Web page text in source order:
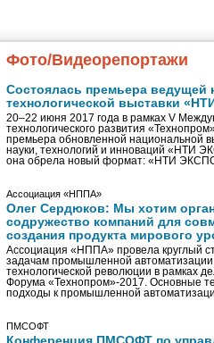
Фото/Видеорепортажи
Состоялась премьера ведущей
технологической выставки
20–22 июня 2017 года в рамках V
технологического развития
премьера обновленной национальной
науки, технологий и инноваций «НТИ
она обрела новый формат: «НТИ
Ассоциация «НППА»
Олег Сердюков: Мы хотим
содружество компаний для
создания продукта мирового
Ассоциация «НППА» провела круглый
задачам промышленной автоматизации
технологической революции в рамках
Форума «Технопром»-2017. Основные
подходы к промышленной
ПМСОФТ